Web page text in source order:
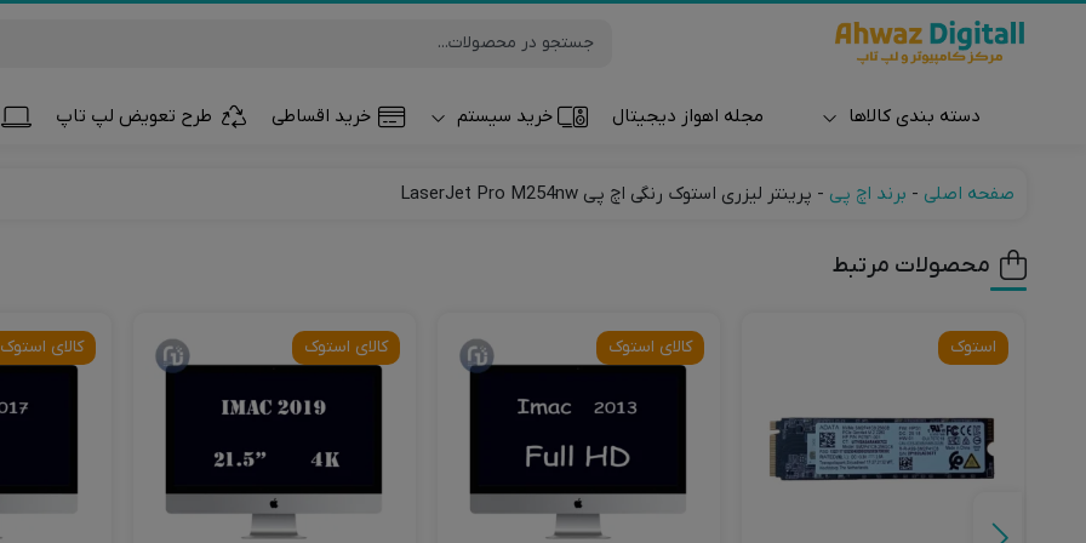
دسته بندی کالاها
ساعت و مچ بند ساعت هوشمند
مجله اهواز دیجیتال خرید سیستم خرید اقساطی طرح تعویض لپ تاپ
صفحه اصلی - برند اچ پی - پرینتر لیزری استوک رنگی اچ پی LaserJet Pro M254nw
محصولات مرتبط
استوک کالای استوک کالای استوک کالای استوک